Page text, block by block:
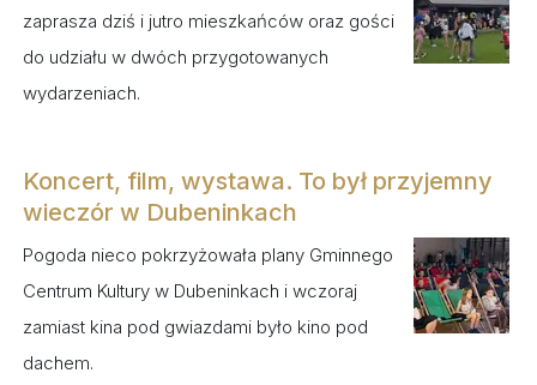
zaprasza dziś i jutro mieszkańców oraz gości
do udziału w dwóch przygotowanych
wydarzeniach.
Koncert, film, wystawa. To był przyjemny
wieczór w Dubeninkach
Pogoda nieco pokrzyżowała plany Gminnego
Centrum Kultury w Dubeninkach i wczoraj
zamiast kina pod gwiazdami było kino pod
dachem.